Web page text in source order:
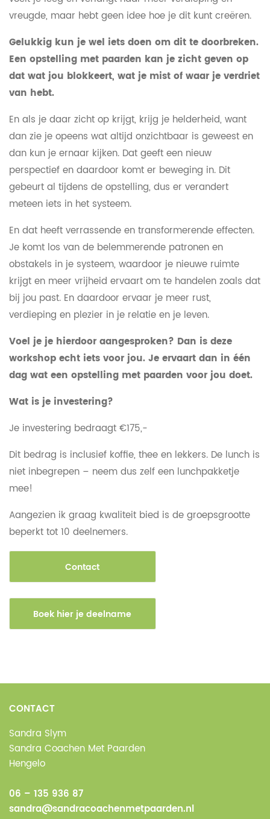
vreugde, maar hebt geen idee hoe je dit kunt creëren.
Gelukkig kun je wel iets doen om dit te doorbreken.
Een opstelling met paarden kan je zicht geven op
dat wat jou blokkeert, wat je mist of waar je verdriet
van hebt.
En als je daar zicht op krijgt, krijg je helderheid, want
dan zie je opeens wat altijd onzichtbaar is geweest en
dan kun je ernaar kijken. Dat geeft een nieuw
perspectief en daardoor komt er beweging in. Dit
gebeurt al tijdens de opstelling, dus er verandert
meteen iets in het systeem.
En dat heeft verrassende en transformerende effecten.
Je komt los van de belemmerende patronen en
obstakels in je systeem, waardoor je nieuwe ruimte
krijgt en meer vrijheid ervaart om te handelen zoals dat
bij jou past. En daardoor ervaar je meer rust,
verdieping en plezier in je relatie en je leven.
Voel je je hierdoor aangesproken? Dan is deze
workshop echt iets voor jou. Je ervaart dan in één
dag wat een opstelling met paarden voor jou doet.
Wat is je investering?
Je investering bedraagt €175,-
Dit bedrag is inclusief koffie, thee en lekkers. De lunch is
niet inbegrepen – neem dus zelf een lunchpakketje
mee!
Aangezien ik graag kwaliteit bied is de groepsgrootte
beperkt tot 10 deelnemers.
Contact
Boek hier je deelname
CONTACT
Sandra Slym
Sandra Coachen Met Paarden
Hengelo
06 – 135 936 87
sandra@sandracoachenmetpaarden.nl